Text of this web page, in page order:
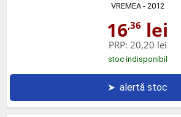
VREMEA- 2012
16,36 lei
PRP: 20,20 lei
stoc indisponibil
➤ alertă stoc